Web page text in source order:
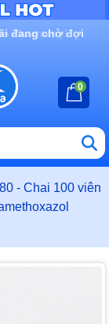
đang chờ đợi
0
- Chai 100 viên